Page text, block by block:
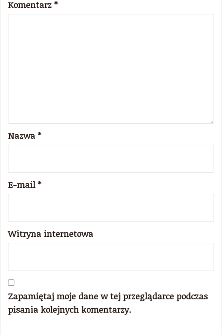
Komentarz *
Nazwa *
E-mail*
Witryna internetowa
Zapamiętaj moje dane w tej przeglądarce podczas
pisania kolejnych komentarzy.